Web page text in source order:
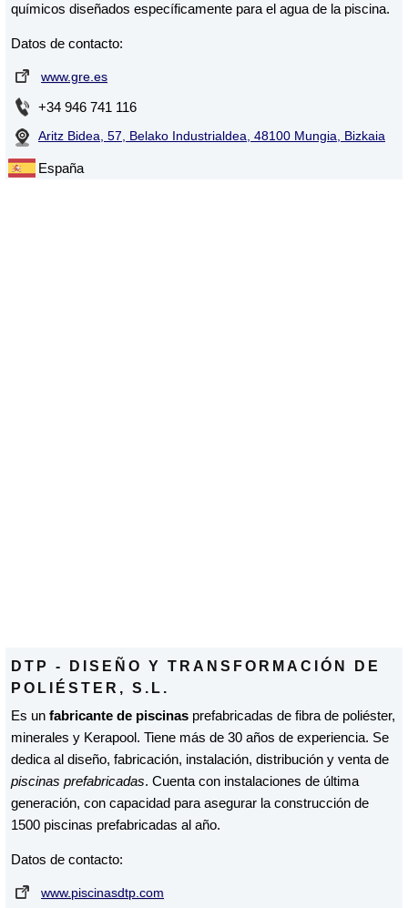
químicos diseñados específicamente para el agua de la piscina.
Datos de contacto:
www.gre.es
+34 946 741 116
Aritz Bidea, 57, Belako Industrialdea, 48100 Mungia, Bizkaia
España
DTP - DISEÑO Y TRANSFORMACIÓN DE
POLIÉSTER, S.L.
Es un fabricante de piscinas prefabricadas de fibra de poliéster,
minerales y Kerapool. Tiene más de 30 años de experiencia. Se
dedica al diseño, fabricación, instalación, distribución y venta de
piscinas prefabricadas. Cuenta con instalaciones de última
generación, con capacidad para asegurar la construcción de
1500 piscinas prefabricadas al año.
Datos de contacto:
www.piscinasdtp.com